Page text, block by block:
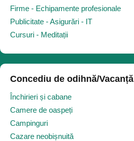
Firme - Echipamente profesionale
Publicitate - Asigurări - IT
Cursuri - Meditații
Concediu de odihnă/Vacanță
Închirieri și cabane
Camere de oaspeți
Campinguri
Cazare neobișnuită